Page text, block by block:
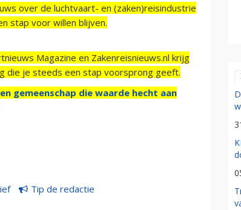
over de luchtvaart- en (zaken)reisindustrie
stap voor willen blijven.
Magazine en Zakenreisnieuws.nl krijg
die je steeds een stap voorsprong geeft.
gemeenschap die waarde hecht aan
Tip de redactie